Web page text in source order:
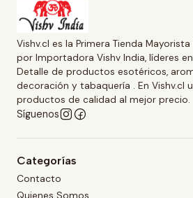
Vishv.cl es la Primera Tienda
por Importadora Vishv India, líderes
Detalle de productos esotéricos,
decoración y tabaquería . En Vishv.cl
productos de calidad al mejor precio.
Síguenos
Categorías
Contacto
Quienes Somos